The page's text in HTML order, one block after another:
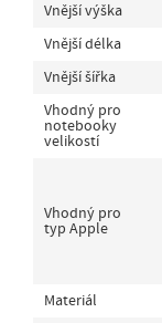
Vnější výška
Vnější délka
Vnější šířka
Vhodný pro
notebooky
velikostí
Vhodný pro
typ Apple
Materiál